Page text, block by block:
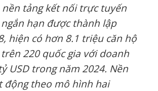
tảng kết nối trực tuyến
hạn được thành lập
hiện có hơn 8.1 triệu căn hộ
220 quốc gia với doanh
USD trong năm 2024. Nền
động theo mô hình hai